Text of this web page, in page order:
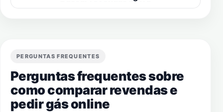
PERGUNTAS FREQUENTES
Perguntas frequentes sobre
como comparar revendas e
pedir gás online